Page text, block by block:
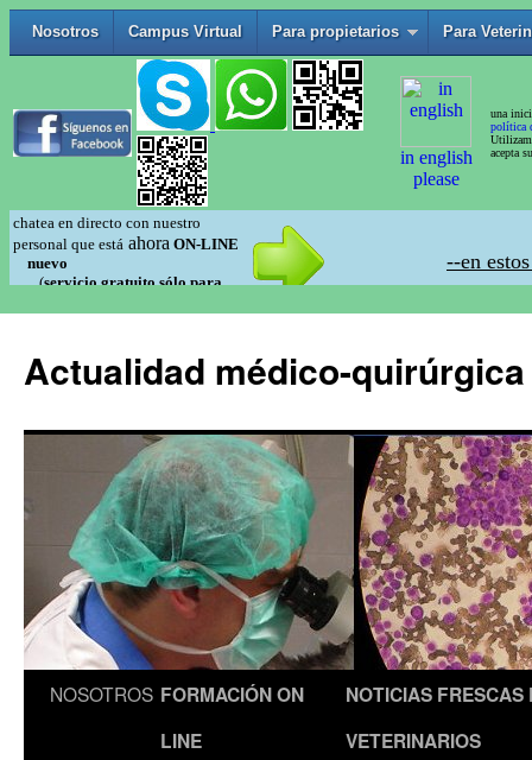
Actualidad médico-
NOSOTROS FORMACIÓN ON
LINE
NOTICIAS FRESCAS
VETERINARIOS